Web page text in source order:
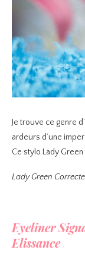
Je trouve ce genre
ardeurs d’une
Ce stylo Lady
Lady Green
Eyeliner
Elissance